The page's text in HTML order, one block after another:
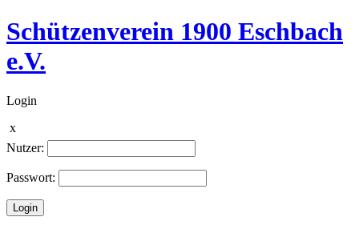
Schützenverein 1900 Eschbach
e.V.
Login
x
Nutzer:
Passwort:
Login